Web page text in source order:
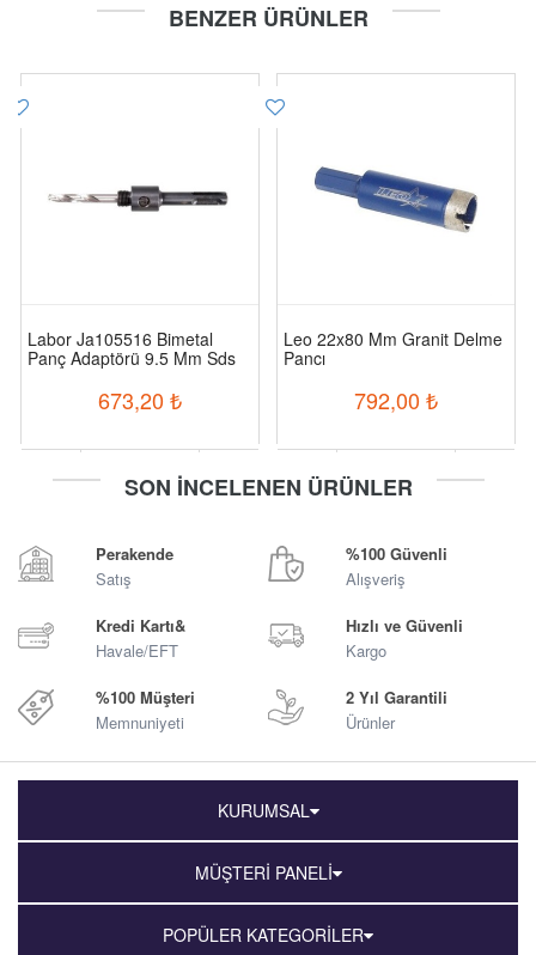
BENZER ÜRÜNLER
Labor Ja105516 Bimetal
Panç Adaptörü 9.5 Mm Sds
La4 14/30
673,20 ₺
Leo 22x80 Mm Granit Delme
Pancı
792,00 ₺
SON İNCELENEN ÜRÜNLER
Perakende
Satış
%100 Güvenli
Alışveriş
Kredi Kartı&
Havale/EFT
Hızlı ve Güvenli
Kargo
%100 Müşteri
Memnuniyeti
2 Yıl Garantili
Ürünler
KURUMSAL
MÜŞTERİ PANELİ
POPÜLER KATEGORİLER